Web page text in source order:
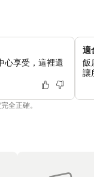
心享受，這裡還
適
飯
讓
全正確。